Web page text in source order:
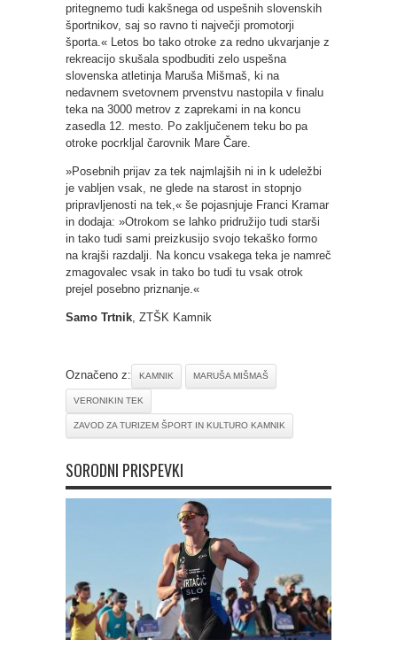
pritegnemo tudi kakšnega od uspešnih slovenskih
športnikov, saj so ravno ti največji promotorji
športa.« Letos bo tako otroke za redno ukvarjanje z
rekreacijo skušala spodbuditi zelo uspešna
slovenska atletinja Maruša Mišmaš, ki na
nedavnem svetovnem prvenstvu nastopila v finalu
teka na 3000 metrov z zaprekami in na koncu
zasedla 12. mesto. Po zaključenem teku bo pa
otroke pocrkljal čarovnik Mare Čare.
»Posebnih prijav za tek najmlajših ni in k udeležbi
je vabljen vsak, ne glede na starost in stopnjo
pripravljenosti na tek,« še pojasnjuje Franci Kramar
in dodaja: »Otrokom se lahko pridružijo tudi starši
in tako tudi sami preizkusijo svojo tekaško formo
na krajši razdalji. Na koncu vsakega teka je namreč
zmagovalec vsak in tako bo tudi tu vsak otrok
prejel posebno priznanje.«
Samo Trtnik , ZTŠK Kamnik
Označeno z: KAMNIK MARUŠA MIŠMAŠ
VERONIKIN TEK
ZAVOD ZA TURIZEM ŠPORT IN KULTURO KAMNIK
SORODNI PRISPEVKI